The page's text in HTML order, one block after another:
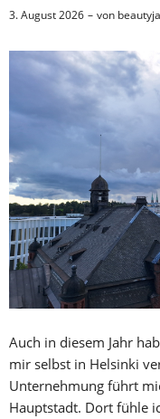
3. August 2026 von
Auch in diesem Jahr
mir selbst in Helsinki
Unternehmung führt
Hauptstadt. Dort fühle